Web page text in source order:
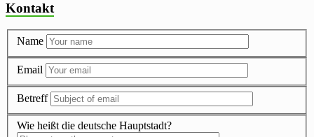
Kontakt
Name
Email
Betreff
Wie heißt die deutsche Hauptstadt?